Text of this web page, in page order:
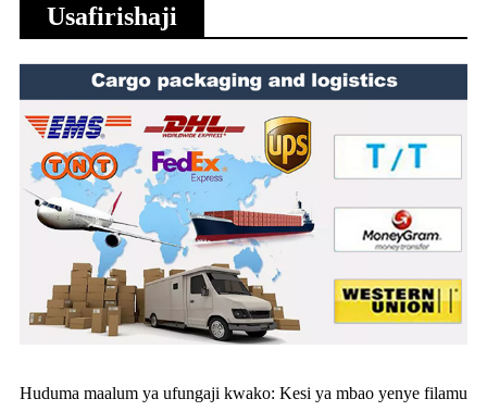
Usafirishaji
Huduma maalum ya ufungaji kwako: Kesi ya mbao yenye filamu